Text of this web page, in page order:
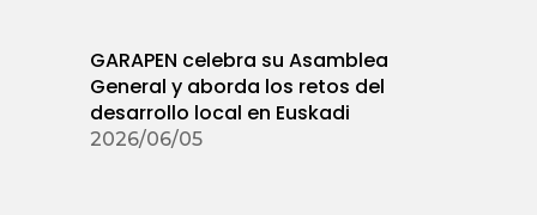
GARAPEN celebra su Asamblea
General y aborda los retos del
desarrollo local en Euskadi
2026/06/05